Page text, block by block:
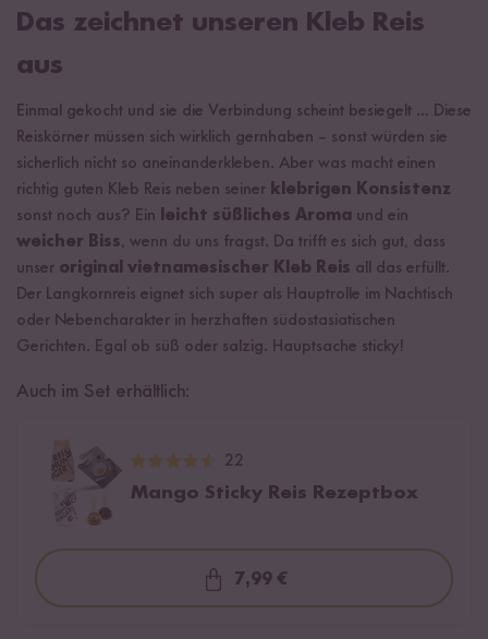
Das zeichnet unseren Kleb Reis
aus
Einmal gekocht und sie die Verbindung scheint besiegelt … Diese
Reiskörner müssen sich wirklich gernhaben – sonst würden sie
sicherlich nicht so aneinanderkleben. Aber was macht einen
richtig guten Kleb Reis neben seiner klebrigen Konsistenz
sonst noch aus? Ein
leicht süßliches Aroma und ein
weicher Biss, wenn du uns fragst. Da trifft es sich gut, dass
unser original vietnamesischer Kleb Reis all das erfüllt.
Der Langkornreis eignet sich super als Hauptrolle im Nachtisch
oder Nebencharakter in herzhaften südostasiatischen
Gerichten. Egal ob süß oder salzig. Hauptsache sticky!
Auch im Set erhältlich:
22
Mango Sticky Reis Rezeptbox
Loading...
7,99 €